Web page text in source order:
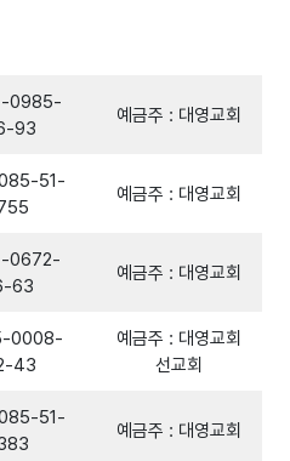
0985-
93
예금주 : 대영교회
51-
예금주 : 대영교회
0672-
63
예금주 : 대영교회
0008-
43
예금주 : 대영교회
선교회
51-
예금주 : 대영교회